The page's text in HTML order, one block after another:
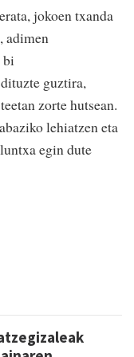
jokoen txanda
adimen
bi
guztira,
zorte hutsean.
lehiatzen eta
egin dute